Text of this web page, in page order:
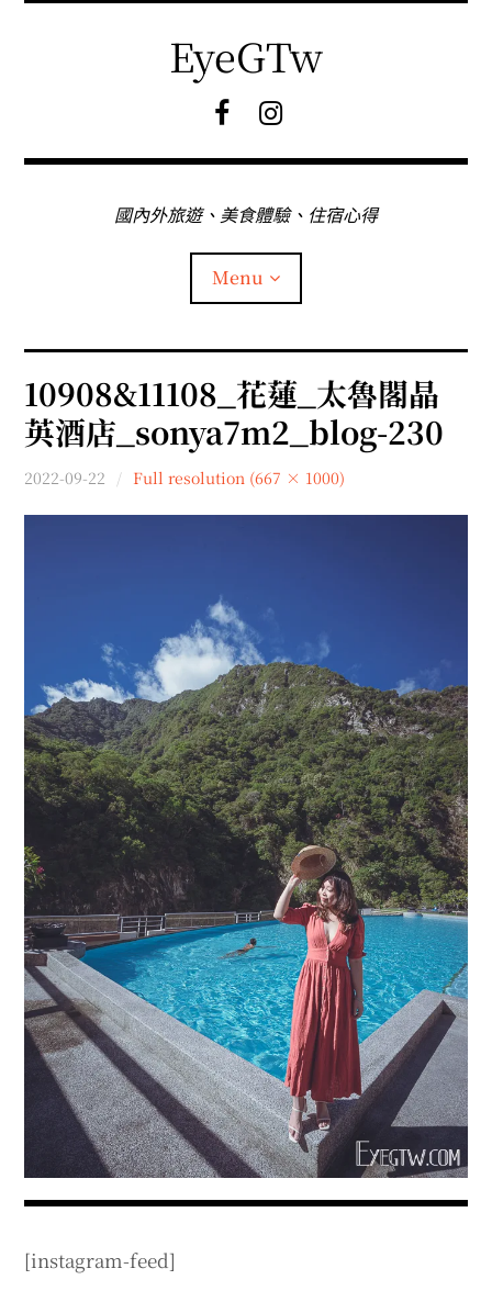
Skip
EyeGTw
F
粉
專
頁
I
國內外旅遊、美食體驗、住宿心得
Menu
首頁
關於EyeGtw
日本旅遊
child
menu
child
menu
child
menu
child
menu
國內旅遊
child
menu
child
menu
child
menu
child
menu
child
menu
child
menu
child
menu
child
menu
child
menu
child
menu
child
menu
child
menu
child
menu
child
menu
child
menu
child
menu
child
menu
child
menu
child
menu
child
menu
child
child
menu
child
menu
店家邀約 child
menu
聯絡我
10908&11108_花蓮_太魯閣晶
英酒店_sonya7m2_blog-230
2022-09-22 Full resolution (667 × 1000)
[instagram-feed]